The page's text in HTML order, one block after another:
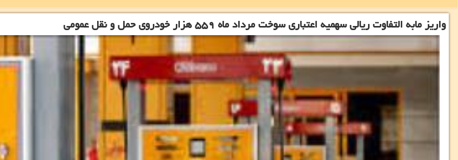
واریز مابه التفاوت ریالی سهمیه اعتباری سوخت مرداد ماه ۵۵۹ هزار خودروی حمل و نقل عمومی